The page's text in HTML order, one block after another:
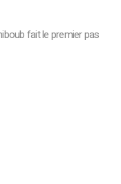
fait le premier pas